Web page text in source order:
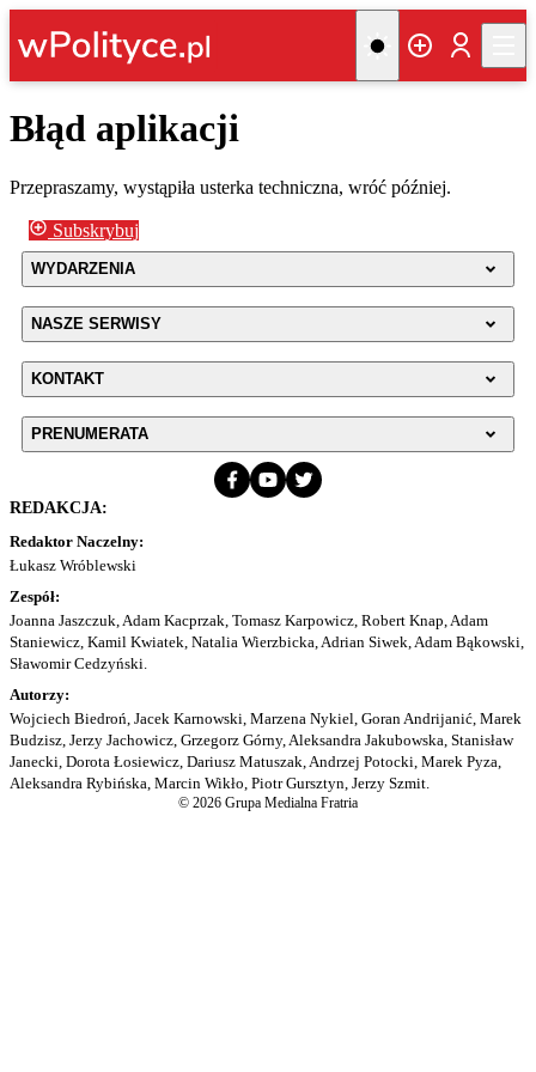
Błąd aplikacji
Przepraszamy, wystąpiła usterka techniczna, wróć później.
Subskrybuj
WYDARZENIA
NASZE SERWISY
KONTAKT
PRENUMERATA
REDAKCJA:
Redaktor Naczelny:
Łukasz Wróblewski
Zespół:
Joanna Jaszczuk, Adam Kacprzak, Tomasz Karpowicz, Robert Knap, Adam
Staniewicz, Kamil Kwiatek, Natalia Wierzbicka, Adrian Siwek, Adam Bąkowski,
Sławomir Cedzyński.
Autorzy:
Wojciech Biedroń, Jacek Karnowski, Marzena Nykiel, Goran Andrijanić, Marek
Budzisz, Jerzy Jachowicz, Grzegorz Górny, Aleksandra Jakubowska, Stanisław
Janecki, Dorota Łosiewicz, Dariusz Matuszak, Andrzej Potocki, Marek Pyza,
Aleksandra Rybińska, Marcin Wikło, Piotr Gursztyn, Jerzy Szmit.
© 2026 Grupa Medialna Fratria